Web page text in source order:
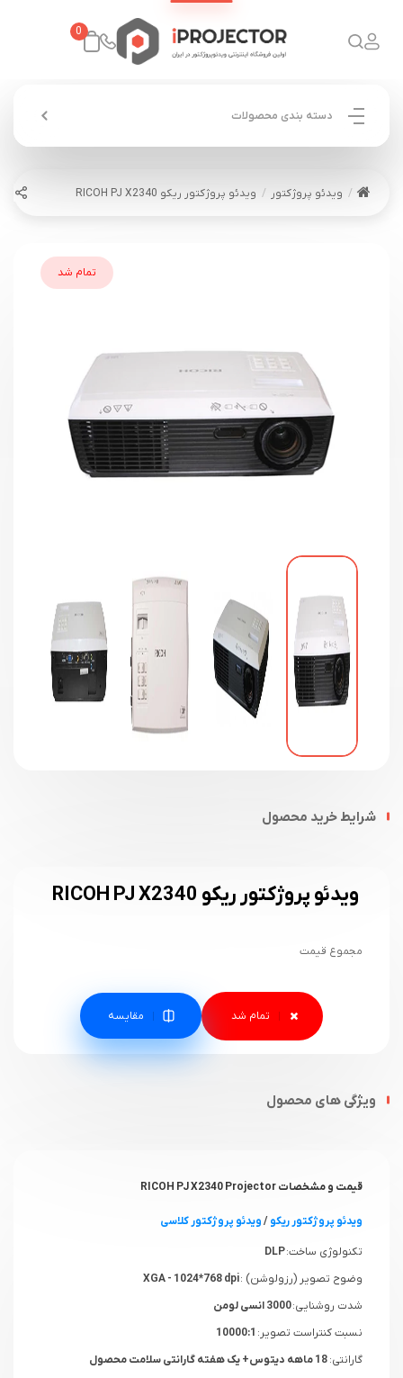
0
دسته بندی محصولات
ویدئو پروژکتور ویدئو پروژکتور ریکو RICOH PJ X2340
تمام شد
شرایط خرید محصول
ویدئو پروژکتور ریکو RICOH PJ X2340
مجموع قیمت
مقایسه
ویژگی های محصول
قیمت و مشخصات RICOH PJ X2340 Projector
ویدئو پروژکتور ریکو/ویدئو پروژکتور کلاسی
تکنولوژی ساخت:DLP
وضوح تصویر (رزولوشن) :
شدت روشنایی:3000 انسی لومن
نسبت کنتراست تصویر:
گارانتی: